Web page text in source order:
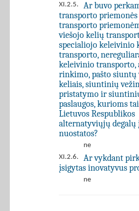
XI.2.5.
Ar buvo
transporto
transporto
viešojo kelių
specialiojo keleivinio
transporto,
keleivinio transporto,
rinkimo, pašto siuntų
keliais, siuntinių
pristatymo ir
paslaugos, kurioms
Lietuvos Respublikos
alternatyviųjų degalų
nuostatos?
ne
XI.2.6.
Ar vykdant
įsigytas inovatyvus
ne